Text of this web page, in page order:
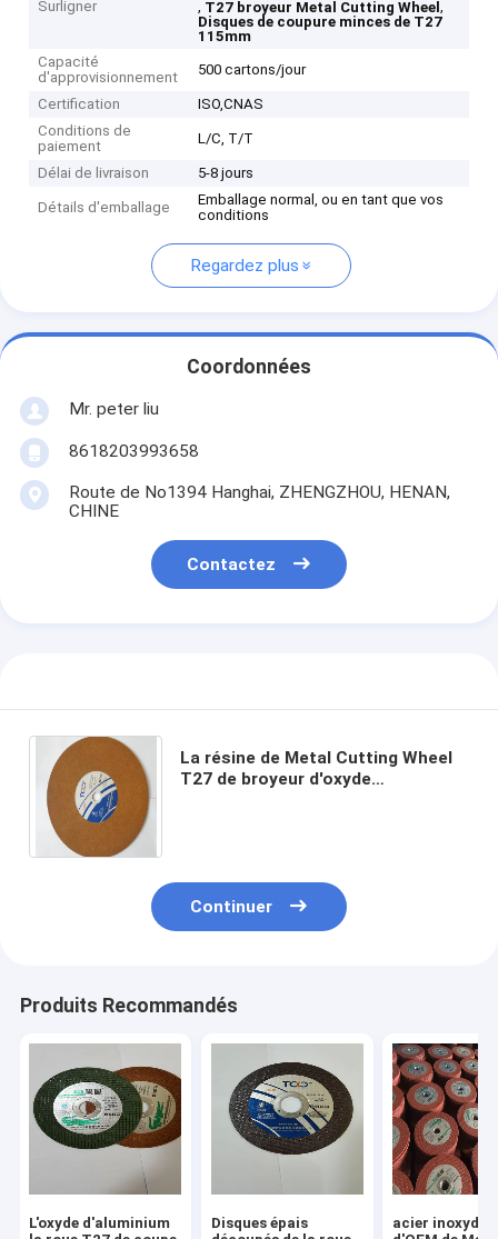
Surligner
, T27 broyeur Metal Cutting Wheel,
Disques de coupure minces de T27
115mm
Capacité
d'approvisionnement
500 cartons/jour
Certification
ISO,CNAS
Conditions de
paiement
L/C, T/T
Délai de livraison 5-8 jours
Détails d'emballage
Emballage normal, ou en tant que vos
conditions
Regardez plus
Coordonnées
Mr. peter liu
8618203993658
Route de No1394 Hanghai, ZHENGZHOU, HENAN,
CHINE
Contactez
La résine de Metal Cutting Wheel
T27 de broyeur d'oxyde
Continuer
Produits Recommandés
L'oxyde d'aluminium
Disques épais
acier